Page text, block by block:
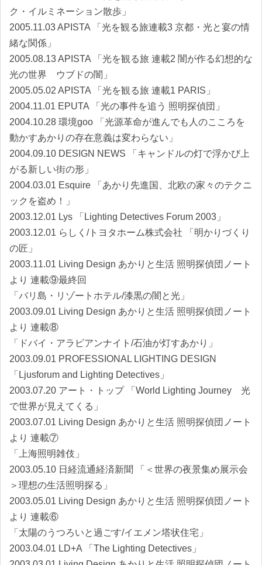
ク・イルミネーション散歩」
2005.11.03 APISTA 「光を観る旅連載3 京都・光と宴の情
緒な関係」
2005.08.13 APISTA 「光を観る旅 連載2 闇が作る幻想的な
光の世界 ウブドの闇」
2005.05.02 APISTA 「光を観る旅 連載1 PARIS」
2004.11.01 EPUTA 「光の事件を追う 照明探偵団」
2004.10.28 環境goo 「光源革命が進んでも人のこころを
動かすあかりの存在意義は変わらない」
2004.09.10 DESIGN NEWS 「キャンドルの灯で浮かび上
がる新しい街の形」
2004.03.01 Esquire 「あかり先進国、北欧の家々のテクニ
ックを盗め！」
2003.12.01 Lys 「Lighting Detectives Forum 2003」
2003.12.01 らしく/トヨタホーム株式会社 「明かりづくり
の匠」
2003.11.01 Living Design あかりと生活 照明探偵団ノート
より 連載⑨最終回
「バリ島・リゾートホテル/漆黒の闇と光」
2003.09.01 Living Design あかりと生活 照明探偵団ノート
より 連載⑧
「ドバイ・アラビアンナイト/石油が灯すあかり」
2003.09.01 PROFESSIONAL LIGHTING DESIGN
「Ljusforum and Lighting Detectives」
2003.07.20 アート・トップ 「World Lighting Journey 光
で世界が見えてくる」
2003.07.01 Living Design あかりと生活 照明探偵団ノート
より 連載⑦
「上海照明雑伎」
2003.05.10 日経流通経済新聞 「＜世界の夜景集め展示会
＞理想の生活照明探る」
2003.05.01 Living Design あかりと生活 照明探偵団ノート
より 連載⑥
「太陽のうつろいと過ごす/イエメン塔状住宅」
2003.04.01 LD+A 「The Lighting Detectives」